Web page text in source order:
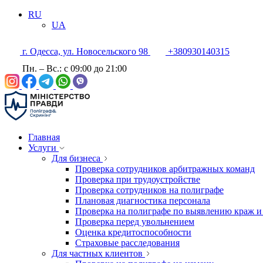
RU
UA
г. Одесса, ул. Новосельского 98
+380930140315
Пн. – Вс.: с 09:00 до 21:00
Главная
Услуги
Для бизнеса
Проверка сотрудников арбитражных команд
Проверка при трудоустройстве
Проверка сотрудников на полиграфе
Плановая диагностика персонала
Проверка на полиграфе по выявлению краж и
Проверка перед увольнением
Оценка кредитоспособности
Страховые расследования
Для частных клиентов